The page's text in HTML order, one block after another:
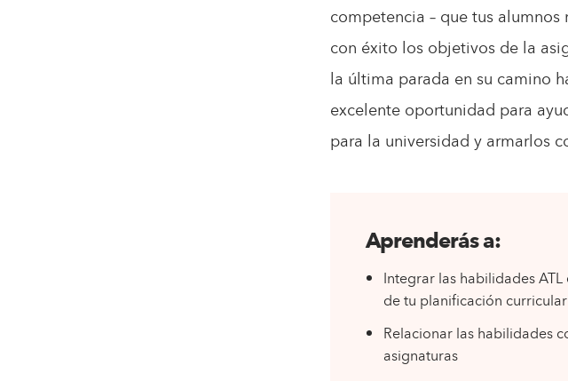
competencia – que tus
con éxito los objetivos de la
la última parada en su camino
excelente oportunidad para
para la universidad y armarlos
Aprenderás a:
Integrar las habilidades
de tu planificación curricular
Relacionar las habilidades
asignaturas